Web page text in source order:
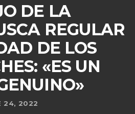
DE LA
REGULAR
DE LOS
«ES UN
24, 2022